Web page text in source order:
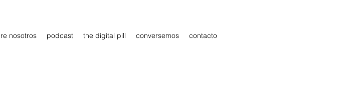
nosotros podcast the digital pill conversemos contacto